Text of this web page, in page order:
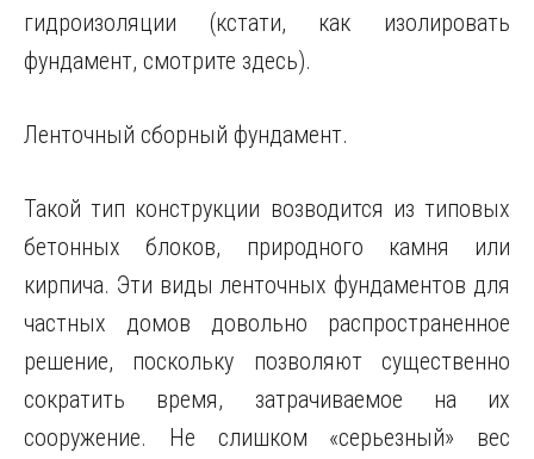
гидроизоляции (кстати, как изолировать
фундамент, смотрите здесь).
Ленточный сборный фундамент.
Такой тип конструкции возводится из типовых
бетонных блоков, природного камня или
кирпича. Эти виды ленточных фундаментов для
частных домов довольно распространенное
решение, поскольку позволяют существенно
сократить время, затрачиваемое на их
сооружение. Не слишком «серьезный» вес